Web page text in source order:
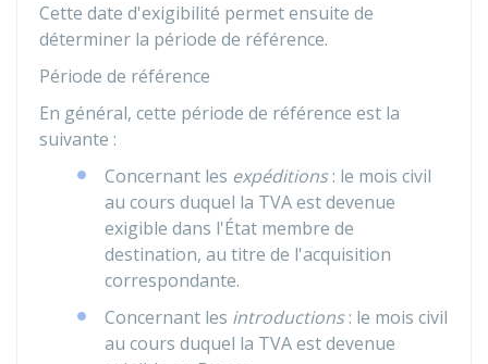
Cette date d'exigibilité permet ensuite de
déterminer la période de référence.
Période de référence
En général, cette période de référence est la
suivante :
Concernant les expéditions: le mois civil
au cours duquel la TVA est devenue
exigible dans l'État membre de
destination, au titre de l'acquisition
correspondante.
Concernant les introductions: le mois civil
au cours duquel la TVA est devenue